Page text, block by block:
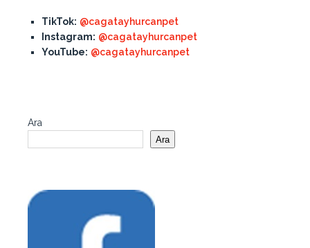
TikTok: @cagatayhurcanpet
Instagram: @cagatayhurcanpet
YouTube: @cagatayhurcanpet
Ara
Ara